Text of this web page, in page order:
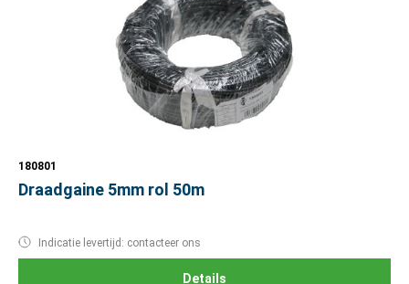
180801
Draadgaine 5mm rol 50m
Indicatie levertijd: contacteer ons
Details